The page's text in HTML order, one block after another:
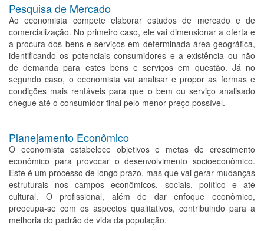
Pesquisa de Mercado
Ao economista compete elaborar estudos de mercado e de
comercialização. No primeiro caso, ele vai dimensionar a oferta e
a procura dos bens e serviços em determinada área geográfica,
identificando os potenciais consumidores e a existência ou não
de demanda para estes bens e serviços em questão. Já no
segundo caso, o economista vai analisar e propor as formas e
condições mais rentáveis para que o bem ou serviço analisado
chegue até o consumidor final pelo menor preço possível.
Planejamento Econômico
O economista estabelece objetivos e metas de crescimento
econômico para provocar o desenvolvimento socioeconômico.
Este é um processo de longo prazo, mas que vai gerar mudanças
estruturais nos campos econômicos, sociais, político e até
cultural. O profissional, além de dar enfoque econômico,
preocupa-se com os aspectos qualitativos, contribuindo para a
melhoria do padrão de vida da população.